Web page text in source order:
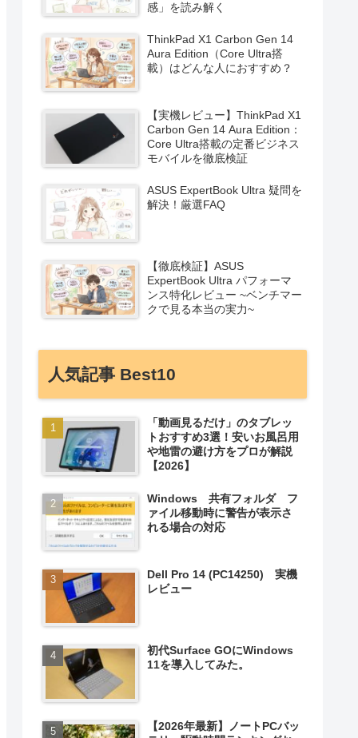
感」を読み解く
ThinkPad X1 Carbon Gen 14
Aura Edition（Core Ultra搭
載）はどんな人におすすめ？
【実機レビュー】ThinkPad X1
Carbon Gen 14 Aura Edition：
Core Ultra搭載の定番ビジネス
モバイルを徹底検証
ASUS ExpertBook Ultra 疑問を
解決！厳選FAQ
【徹底検証】ASUS
ExpertBook Ultra パフォーマ
ンス特化レビュー ~ベンチマー
クで見る本当の実力~
人気記事 Best10
「動画見るだけ」のタブレッ
トおすすめ3選！安いお風呂用
や地雷の避け方をプロが解説
【2026】
Windows 共有フォルダ フ
ァイル移動時に警告が表示さ
れる場合の対応
Dell Pro 14 (PC14250) 実機
レビュー
初代Surface GOにWindows
11を導入してみた。
【2026年最新】ノートPCバッ